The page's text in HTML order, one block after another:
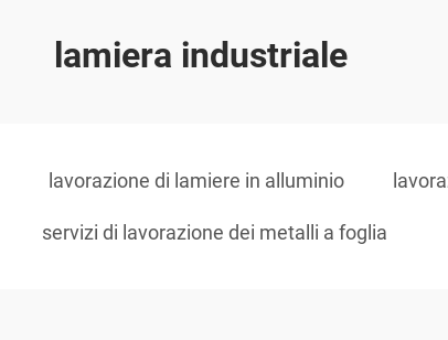
lamiera industriale
lavorazione di lamiere in alluminio
servizi di lavorazione dei metalli a foglia